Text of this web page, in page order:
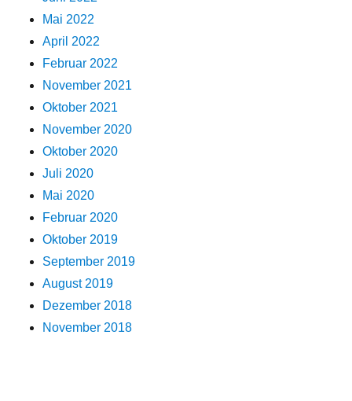
Mai 2022
April 2022
Februar 2022
November 2021
Oktober 2021
November 2020
Oktober 2020
Juli 2020
Mai 2020
Februar 2020
Oktober 2019
September 2019
August 2019
Dezember 2018
November 2018